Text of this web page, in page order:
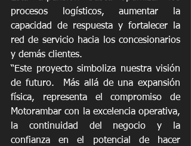
procesos logísticos, aumentar la
capacidad de respuesta y fortalecer la
red de servicio hacia los concesionarios
y demás clientes.
“Este proyecto simboliza nuestra visión
de futuro.  Más allá de una expansión
física, representa el compromiso de
Motorambar con la excelencia operativa,
la continuidad del negocio y la
confianza en el potencial de hacer